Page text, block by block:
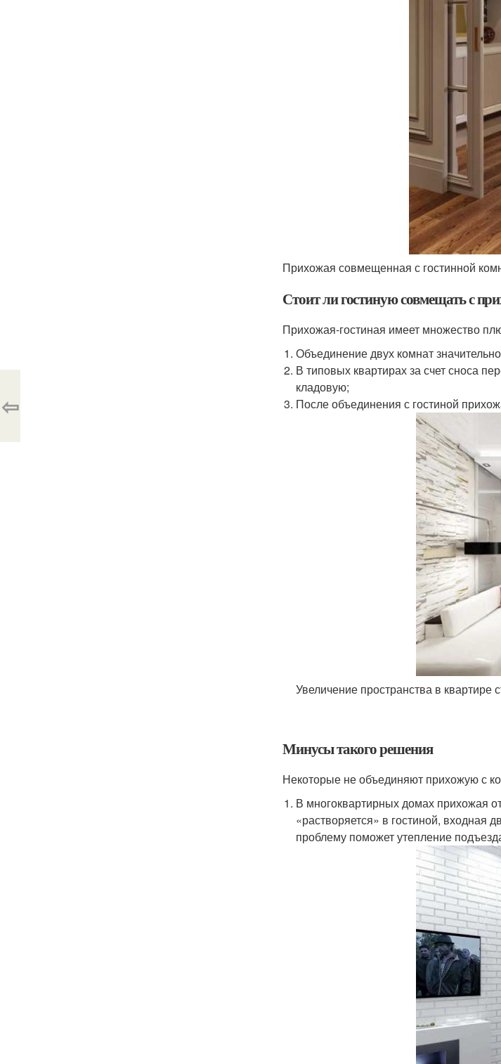
Прихожая совмещенная с гостинной
Стоит ли гостиную совмещать с
Прихожая-гостиная имеет множество
Объединение двух комнат
В типовых квартирах за счет сноса
кладовую;
После объединения с гостиной
Увеличение пространства в квартире
Минусы такого решения
Некоторые не объединяют прихожую с
В многоквартирных домах прихожая
«растворяется» в гостиной, входная
проблему поможет утепление
⇦